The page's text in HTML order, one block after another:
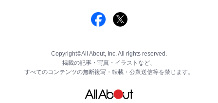
Copyright©All About, Inc. All rights reserved.
掲載の記事・写真・イラストなど、
すべてのコンテンツの無断複写・転載・公衆送信等を禁じます。